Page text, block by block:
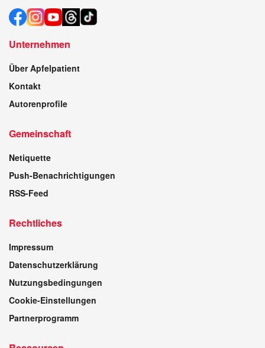
Unternehmen
Über Apfelpatient
Kontakt
Autorenprofile
Gemeinschaft
Netiquette
Push-Benachrichtigungen
RSS-Feed
Rechtliches
Impressum
Datenschutzerklärung
Nutzungsbedingungen
Cookie-Einstellungen
Partnerprogramm